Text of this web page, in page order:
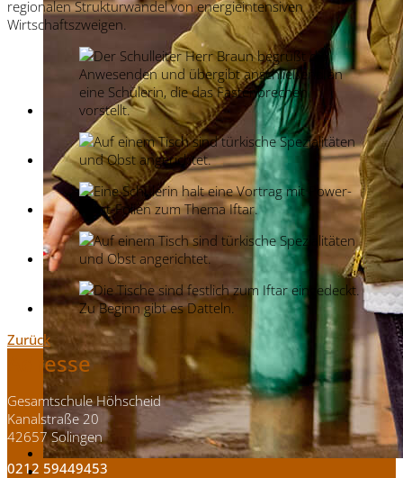
regionalen Strukturwandel von energieintensiven
Wirtschaftszweigen.
Zurück
Adresse
Gesamtschule Höhscheid
Kanalstraße 20
42657 Solingen
0212 59449453